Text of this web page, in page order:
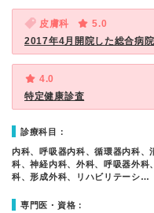
皮膚科
5.0
2017年4月開院した総合病
4.0
特定健康診査
診療科目：
内科、呼吸器内科、循環器内科
科、神経内科、外科、呼吸器外
科、形成外科、リハビリテーシ…
専門医・資格：